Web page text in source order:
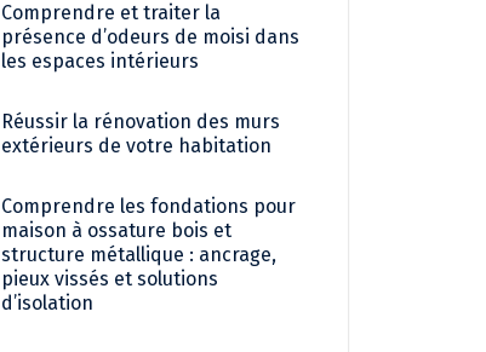
Comprendre et traiter la
présence d’odeurs de moisi dans
les espaces intérieurs
Réussir la rénovation des murs
extérieurs de votre habitation
Comprendre les fondations pour
maison à ossature bois et
structure métallique : ancrage,
pieux vissés et solutions
d’isolation